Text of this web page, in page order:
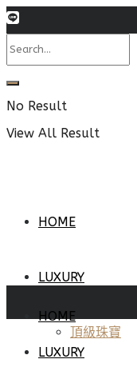
No Result
View All Result
HOME
LUXURY
頂級珠寶
HOME
LUXURY